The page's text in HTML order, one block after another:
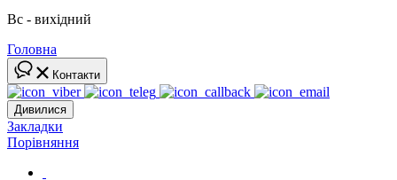
Вс - вихідний
Головна
Контакти
Дивилися
Закладки
Порівняння